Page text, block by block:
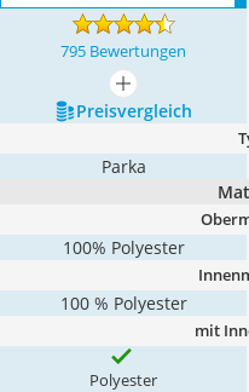
795 Bewertungen
mehr anzeigen
Preis­vergleich
Parka
100% Polyester
100 % Polyester
mit
Polyester